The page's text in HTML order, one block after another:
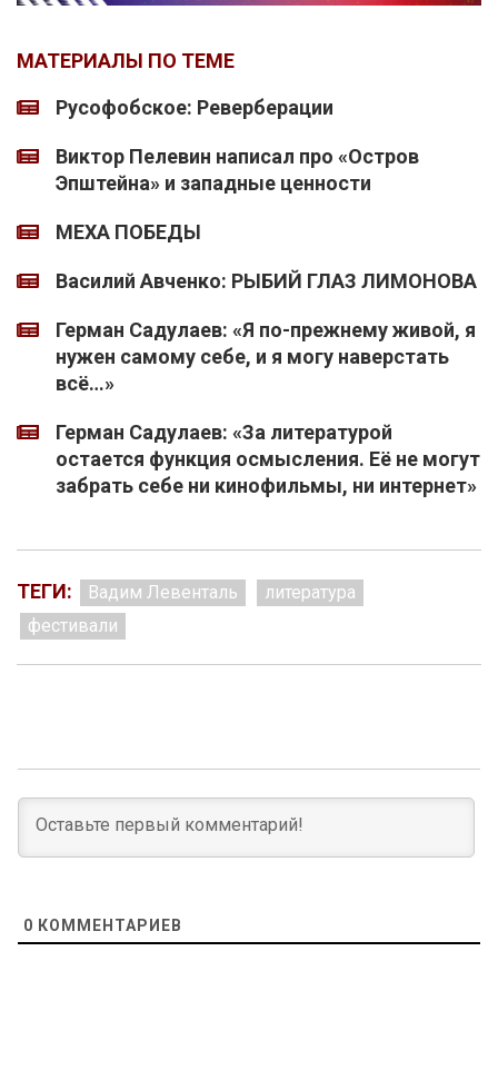
МАТЕРИАЛЫ ПО ТЕМЕ
Русофобское: Реверберации
Виктор Пелевин написал про «Остров
Эпштейна» и западные ценности
МЕХА ПОБЕДЫ
Василий Авченко: РЫБИЙ ГЛАЗ ЛИМОНОВА
Герман Садулаев: «Я по-прежнему живой, я
нужен самому себе, и я могу наверстать
всё…»
Герман Садулаев: «За литературой
остается функция осмысления. Её не могут
забрать себе ни кинофильмы, ни интернет»
ТЕГИ: Вадим Левенталь
литература
фестивали
0 КОММЕНТАРИЕВ